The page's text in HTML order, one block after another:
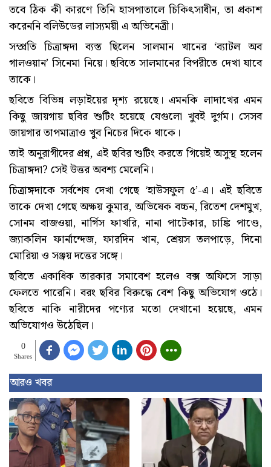
তবে ঠিক কী কারণে তিনি হাসপাতালে চিকিৎসাধীন, তা প্রকাশ
করেননি বলিউডের লাস্যময়ী এ অভিনেত্রী।
সম্প্রতি চিত্রাঙ্গদা ব্যস্ত ছিলেন সালমান খানের ‘ব্যাটল অব
গালওয়ান’ সিনেমা নিয়ে। ছবিতে সালমানের বিপরীতে দেখা যাবে
তাকে।
ছবিতে বিভিন্ন লড়াইয়ের দৃশ্য রয়েছে। এমনকি লাদাখের এমন
কিছু জায়গায় ছবির শুটিং হয়েছে যেগুলো খুবই দুর্গম। সেসব
জায়গার তাপমাত্রাও খুব নিচের দিকে থাকে।
তাই অনুরাগীদের প্রশ্ন, এই ছবির শুটিং করতে গিয়েই অসুস্থ হলেন
চিত্রাঙ্গদা? সেই উত্তর অবশ্য মেলেনি।
চিত্রাঙ্গদাকে সর্বশেষ দেখা গেছে ‘হাউসফুল ৫’-এ। এই ছবিতে
তাকে দেখা গেছে অক্ষয় কুমার, অভিষেক বচ্চন, রিতেশ দেশমুখ,
সোনম বাজওয়া, নার্গিস ফাখরি, নানা পাটেকার, চাঙ্কি পাণ্ডে,
জ্যাকলিন ফার্নান্দেজ, ফারদিন খান, শ্রেয়স তলপাড়ে, দিনো
মোরিয়া ও সঞ্জয় দত্তের সঙ্গে।
ছবিতে একাধিক তারকার সমাবেশ হলেও বক্স অফিসে সাড়া
ফেলতে পারেনি। বরং ছবির বিরুদ্ধে বেশ কিছু অভিযোগ ওঠে।
ছবিতে নাকি নারীদের পণ্যের মতো দেখানো হয়েছে, এমন
অভিযোগও উঠেছিল।
0
Shares
আরও খবর